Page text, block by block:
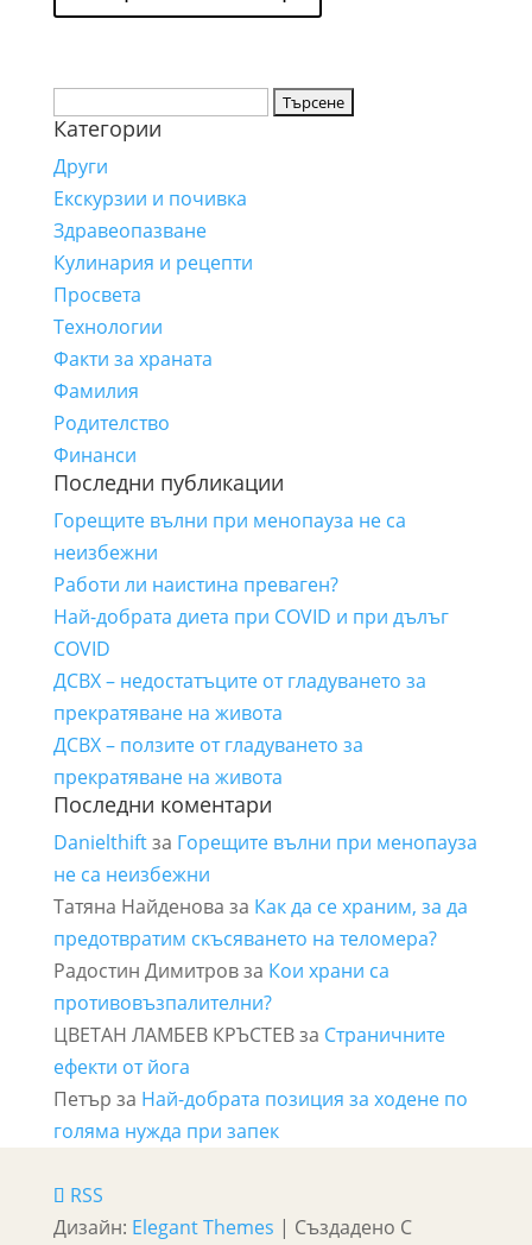
за:
Категории
Други
Екскурзии и почивка
Здравеопазване
Кулинария и рецепти
Просвета
Технологии
Факти за храната
Фамилия
Родителство
Финанси
Последни публикации
Горещите вълни при менопауза не са
неизбежни
Работи ли наистина преваген?
Най-добрата диета при COVID и при дълъг
COVID
ДСВХ – недостатъците от гладуването за
прекратяване на живота
ДСВХ – ползите от гладуването за
прекратяване на живота
Последни коментари
Danielthiftза Горещите вълни при менопауза
не са неизбежни
Татяна Найденова за Как да се храним, за да
предотвратим скъсяването на теломера?
Радостин Димитровза Кои храни са
противовъзпалителни?
ЦВЕТАН ЛАМБЕВ КРЪСТЕВза Страничните
ефекти от йога
Петър за Най-добрата позиция за ходене по
голяма нужда при запек
RSS
Дизайн: Elegant Themes | Създадено С